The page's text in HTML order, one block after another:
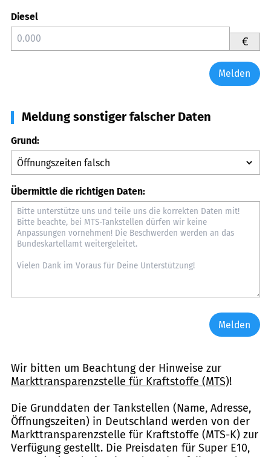
Diesel
€
Melden
Meldung sonstiger falscher Daten
Grund:
Übermittle die richtigen Daten:
Melden
Wir bitten um Beachtung der Hinweise zur
Markttransparenzstelle für Kraftstoffe (MTS)!
Die Grunddaten der Tankstellen (Name, Adresse,
Öffnungszeiten) in Deutschland werden von der
Markttransparenzstelle für Kraftstoffe (MTS-K) zur
Verfügung gestellt. Die Preisdaten für Super E10,